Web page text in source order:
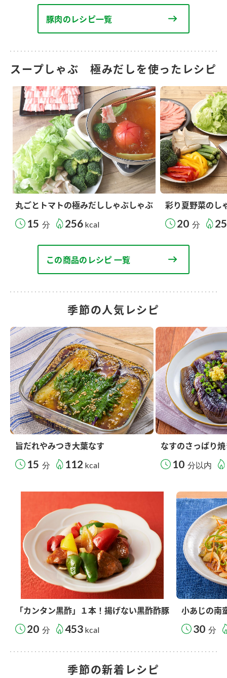
豚肉のレシピ一覧
スープしゃぶ 極みだしを使ったレシピ
丸ごとトマトの極みだししゃぶしゃぶ
15 分 256 kcal
彩り夏野菜のし
20 分
この商品のレシピ 一覧
季節の人気レシピ
旨だれやみつき大葉なす
15 分 112 kcal
なすのさっぱり
10 分以内
「カンタン黒酢」１本！揚げない黒酢酢豚
20 分 453 kcal
小あじの南
30 分
季節の新着レシピ